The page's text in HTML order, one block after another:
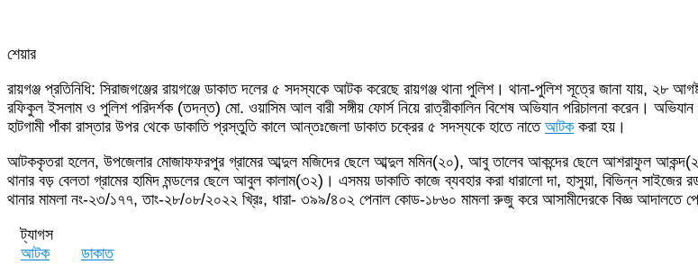
শেয়ার
via
Email
রায়গঞ্জ প্রতিনিধি: সিরাজগঞ্জের রায়গঞ্জে ডাকাত দলের ৫ সদস্যকে আটক করেছে রায়গঞ্জ থানা পুলিশ। থানা-পুলিশ সূত্রে জানা যায়, ২৮
রফিকুল ইসলাম ও পুলিশ পরিদর্শক (তদন্ত) মো. ওয়াসিম আল বারী সঙ্গীয় ফোর্স নিয়ে রাত্রীকালিন বিশেষ অভিযান পরিচালনা করেন। অভিযান
হাটগামী পাঁকা রাস্তার উপর থেকে ডাকাতি প্রস্তুতি কালে আন্তঃজেলা ডাকাত চক্রের ৫ সদস্যকে হাতে নাতে আটককরা হয়।
আটককৃতরা হলেন, উপজেলার মোজাফফরপুর গ্রামের আব্দুল মজিদের ছেলে আব্দুল মমিন(২০), আবু তালেব আকন্দের ছেলে আশরাফুল
থানার বড় বেলতা গ্রামের হামিদ মন্ডলের ছেলে আবুল কালাম(৩২)। এসময় ডাকাতি কাজে ব্যবহার করা ধারালো দা, হাসুয়া, বিভিন্ন সাইজের
থানার মামলা নং-২৩/১৭৭, তাং-২৮/০৮/২০২২ খ্রিঃ, ধারা- ৩৯৯/৪০২ পেনাল কোড-১৮৬০ মামলা রুজু করে আসামীদেরকে বিজ্ঞ আদালতে
ট্যাগস
আটক
ডাকাত